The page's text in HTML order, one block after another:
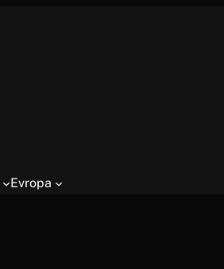
Evropa